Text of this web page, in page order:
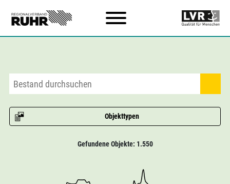
Objekttypen
Gefundene Objekte: 1.550